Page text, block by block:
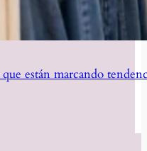
están marcando